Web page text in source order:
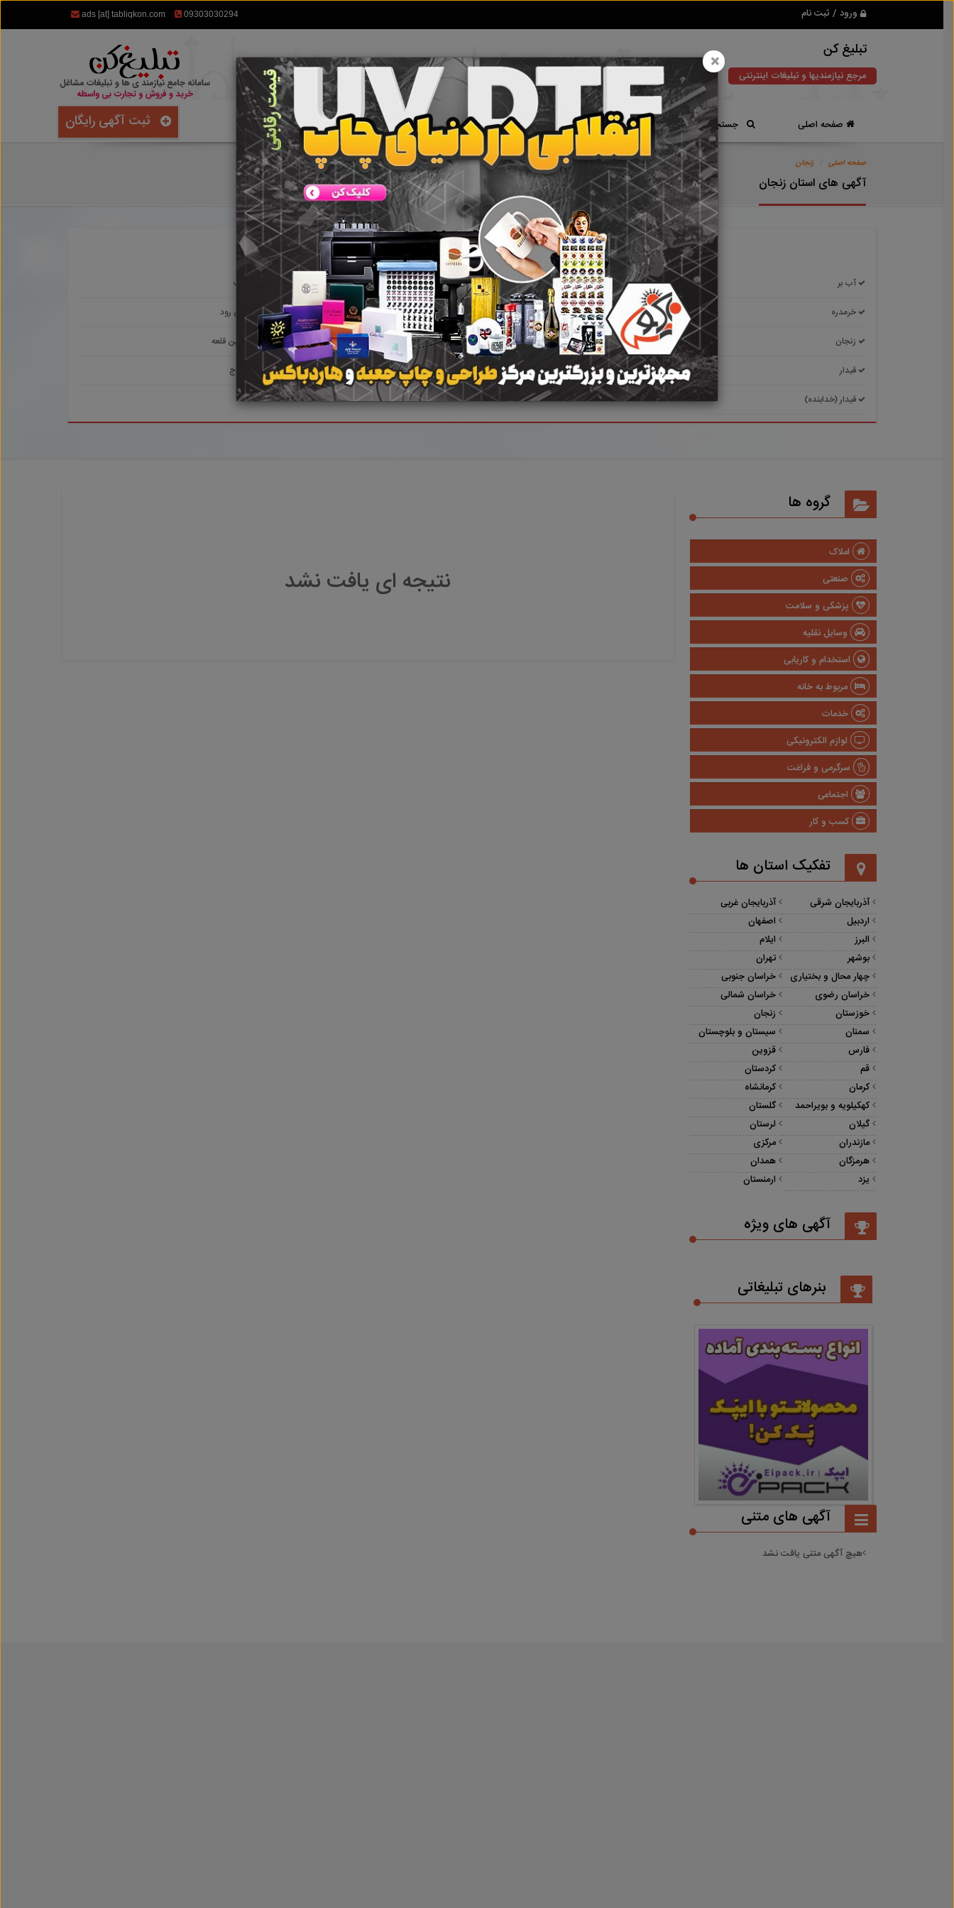
ورود / ثبت نام ads [at] tabliqkon.com 09303030294
تبلیغ کن
مرجع نیازمندیها و تبلیغات اینترنتی
صفحه اصلی جستجوی سریع تعرفه آگهی ها خبرهای سایت تماس با ما ثبت آگهی رایگان
صفحه اصلی زنجان
آگهی های استان زنجان
زنجان
آب بر ابهر چورزق حلب
خرمدره دندی زرین آباد زرین رود
زنجان سجاس سلطانیه صائین قلعه
قیدار گرماب ماه نشان هیدج
قیدار (خدابنده)
نتیجه ای یافت نشد
گروه ها
املاک
صنعتی
پزشکی و سلامت
وسایل نقلیه
استخدام و کاریابی
مربوط به خانه
خدمات
لوازم الکترونیکی
سرگرمی و فراغت
اجتماعی
کسب و کار
تفکیک استان ها
آذربایجان شرقی
آذربایجان غربی
اردبیل
اصفهان
البرز
ایلام
بوشهر
تهران
چهار محال و بختیاری
خراسان جنوبی
خراسان رضوی
خراسان شمالی
خوزستان
زنجان
سمنان
سیستان و بلوچستان
فارس
قزوین
قم
کردستان
کرمان
کرمانشاه
کهکیلویه و بویراحمد
گلستان
گیلان
لرستان
مازندران
مرکزی
هرمزگان
همدان
یزد
ارمنستان
آگهی های ویژه
بنرهای تبلیغاتی
آگهی های متنی
هیچ آگهی متنی یافت نشد
×